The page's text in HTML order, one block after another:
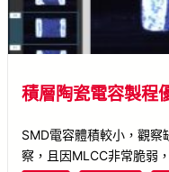
積層陶瓷電容製程
SMD電容體積較小，觀察
察，且因MLCC非常脆弱